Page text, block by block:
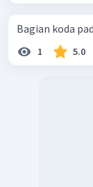
Bagian koda
1 5.0